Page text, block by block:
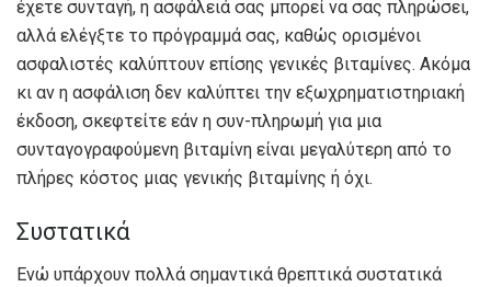
έχετε συνταγή, η ασφάλειά σας μπορεί να σας πληρώσει,
αλλά ελέγξτε το πρόγραμμά σας, καθώς ορισμένοι
ασφαλιστές καλύπτουν επίσης γενικές βιταμίνες. Ακόμα
κι αν η ασφάλιση δεν καλύπτει την εξωχρηματιστηριακή
έκδοση, σκεφτείτε εάν η συν-πληρωμή για μια
συνταγογραφούμενη βιταμίνη είναι μεγαλύτερη από το
πλήρες κόστος μιας γενικής βιταμίνης ή όχι.
Συστατικά
Ενώ υπάρχουν πολλά σημαντικά θρεπτικά συστατικά